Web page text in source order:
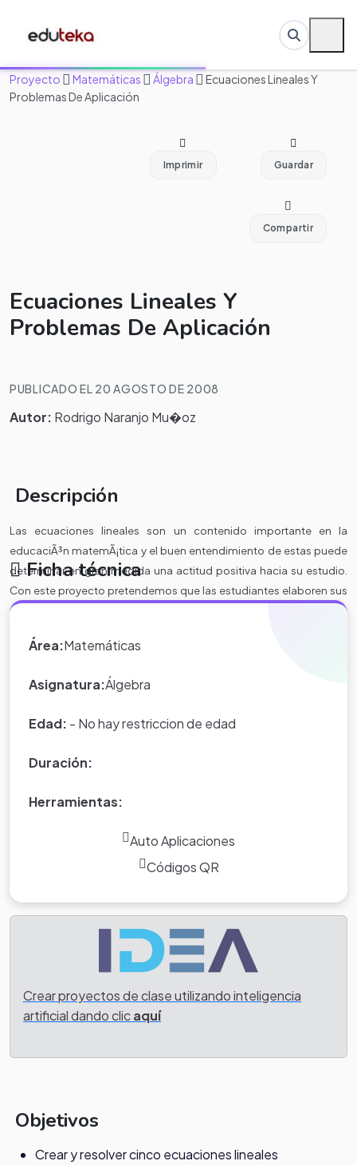
Proyecto Matemáticas Álgebra
Ecuaciones Lineales Y
Problemas De Aplicación
Imprimir Guardar
Compartir
Ecuaciones Lineales Y
Problemas De Aplicación
PUBLICADO EL 20 AGOSTO DE 2008
Autor: Rodrigo Naranjo Mu�oz
Descripción
Las ecuaciones lineales son un contenido importante en la
educaciÃ³n matemÃ¡tica y el buen entendimiento de estas puede
determinar en gran medida una actitud positiva hacia su estudio.
Con este proyecto pretendemos que las estudiantes elaboren sus
propias ecuaciones lineales y problemas de aplicaciÃ³n y planteen
Hoja de CÃ¡lculo.
Ficha técnica
Área:Matemáticas
Asignatura:Álgebra
Edad: - No hay restriccion de edad
Duración:
Herramientas:
Auto Aplicaciones
Códigos QR
Crear proyectos de clase utilizando inteligencia
artificial dando clicaquí
Objetivos
Crear y resolver cinco ecuaciones lineales